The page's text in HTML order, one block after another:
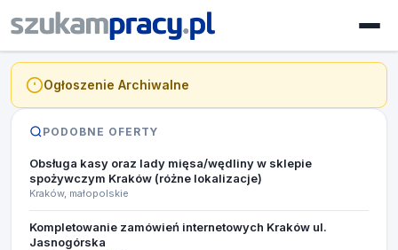
Ogłoszenie Archiwalne
PODOBNE OFERTY
Obsługa kasy oraz lady mięsa/wędliny w sklepie
spożywczym Kraków (różne lokalizacje)
Kraków, małopolskie
Kompletowanie zamówień internetowych Kraków ul.
Jasnogórska​